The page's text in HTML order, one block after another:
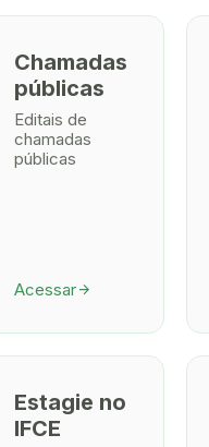
Chamadas
públicas
Editais de
chamadas
públicas
Acessararrow_forward
Estagie no
IFCE